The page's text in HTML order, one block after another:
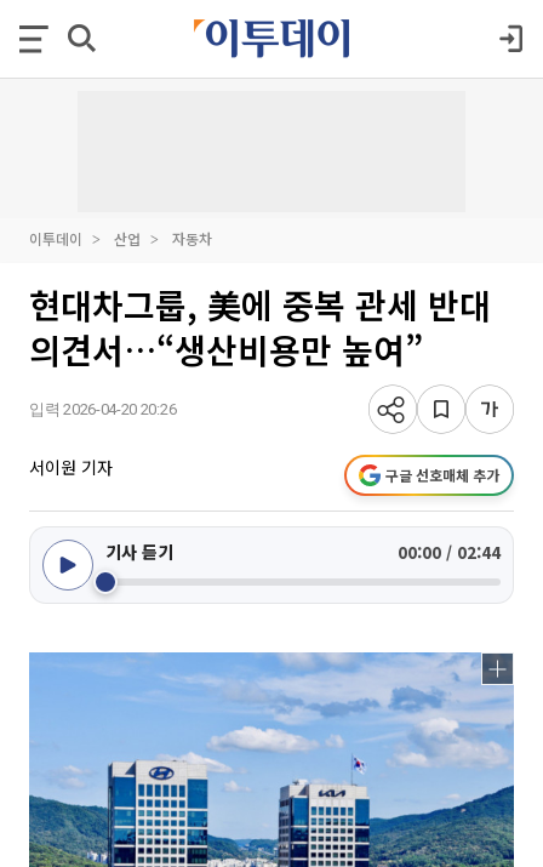
이투데이 산업 자동차
현대차그룹, 美에 중복 관세 반대
의견서…“생산비용만 높여”
입력 2026-04-20 20:26
서이원 기자 구글 선호매체 추가
기사 듣기 00:00 / 02:44